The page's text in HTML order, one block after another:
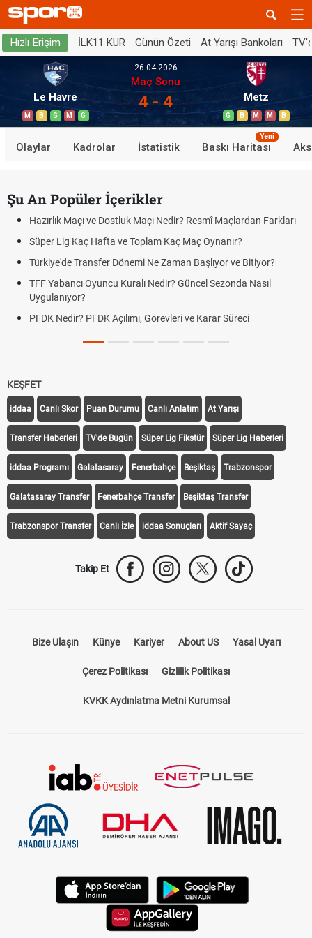
Hızlı Erişim İLK11 KUR Günün Özeti At Yarışı Bankoları
Le Havre
M B G M G
26.04.2026
Maç Sonu
4 - 4 Metz
G B M M B
Olaylar Kadrolar İstatistik Baskı Haritası
Yeni
Şu An Popüler İçerikler
Hazırlık Maçı ve Dostluk Maçı Nedir? Resmî Maçlardan Farkları
Süper Lig Kaç Hafta ve Toplam Kaç Maç Oynanır?
Türkiye'de Transfer Dönemi Ne Zaman Başlıyor ve Bitiyor?
TFF Yabancı Oyuncu Kuralı Nedir? Güncel Sezonda Nasıl
Uygulanıyor?
PFDK Nedir? PFDK Açılımı, Görevleri ve Karar Süreci
KEŞFET
iddaa Canlı Skor Puan Durumu Canlı Anlatım At Yarışı
Transfer Haberleri TV'de Bugün Süper Lig Fikstür Süper Lig Haberleri
iddaa Programı Galatasaray Fenerbahçe Beşiktaş Trabzonspor
Galatasaray Transfer Fenerbahçe Transfer Beşiktaş Transfer
Trabzonspor Transfer Canlı İzle iddaa Sonuçları Aktif Sayaç
Takip Et
Bize Ulaşın Künye Kariyer About US Yasal Uyarı
Çerez Politikası Gizlilik Politikası
KVKK Aydınlatma Metni Kurumsal